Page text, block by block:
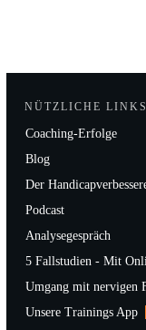
NÜTZLICHE LINKS
Coaching-Erfolge
Blog
Der
Podcast
Analysegespräch
5 Fallstudien - Mit
Umgang mit nervigen
Unsere Trainings App